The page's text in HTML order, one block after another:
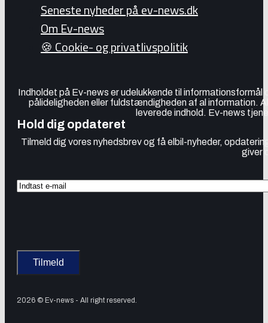
Seneste nyheder på ev-news.dk
Om Ev-news
🍪 Cookie- og privatlivspolitik
Indholdet på Ev-news er udelukkende til
pålideligheden eller fuldstændigheden af al information.
leverede indhold. Ev-news
Hold dig opdateret
Tilmeld dig vores nyhedsbrev og få elbil-nyheder,
giver
2026 © Ev-news - All right reserved.